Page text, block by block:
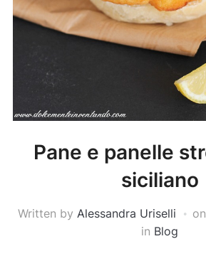
Pane e panelle
siciliano
Written by Alessandra Uriselli on
in Blog